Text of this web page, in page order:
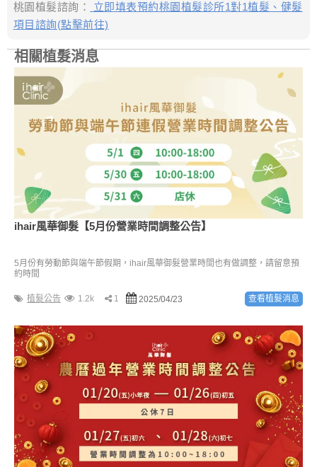
桃園植髮諮詢：
立即填表預約桃園植髮診所1對1植髮、健髮
項目諮詢(點擊前往)
相關植髮消息
ihair風華御髮【5月份營業時間調整公告】
5月份有勞動節與端午節假期，ihair風華御髮營業時間也有做調整，請留意預
約時間
植髮公告 1.2k 1 2025/04/23 查看植髮消息